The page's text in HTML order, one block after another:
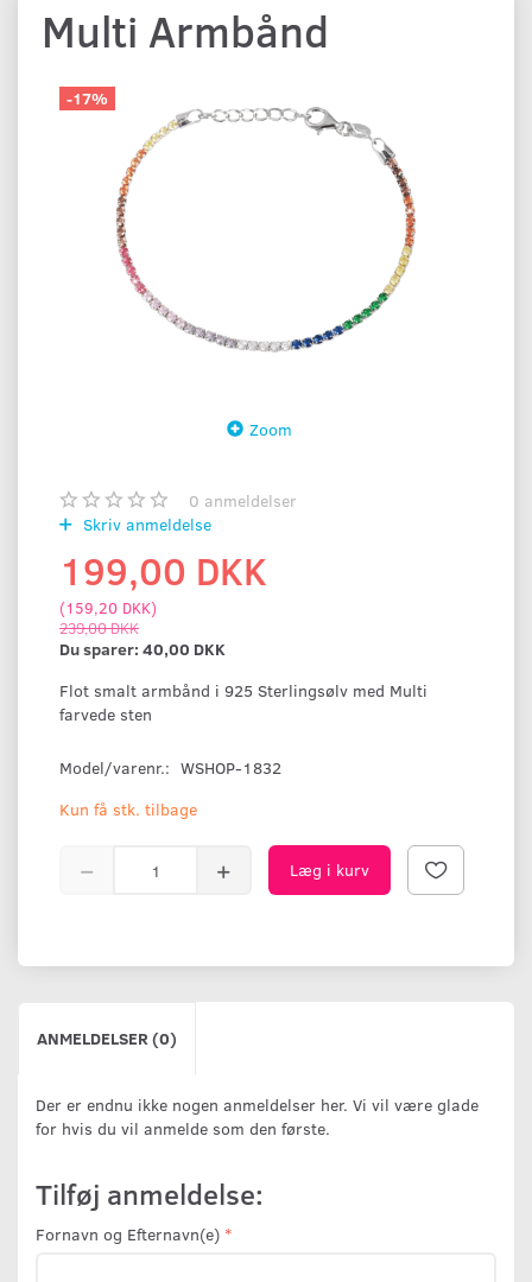
Multi Armbånd
-17%
Zoom
0 anmeldelser
Skriv anmeldelse
199,00 DKK
(159,20 DKK)
239,00 DKK
Du sparer: 40,00 DKK
Flot smalt armbånd i 925 Sterlingsølv med Multi
farvede sten
Model/varenr.: WSHOP-1832
Kun få stk. tilbage
Læg i kurv
ANMELDELSER (0)
Der er endnu ikke nogen anmeldelser her. Vi vil være glade
for hvis du vil anmelde som den første.
Tilføj anmeldelse:
Fornavn og Efternavn(e)